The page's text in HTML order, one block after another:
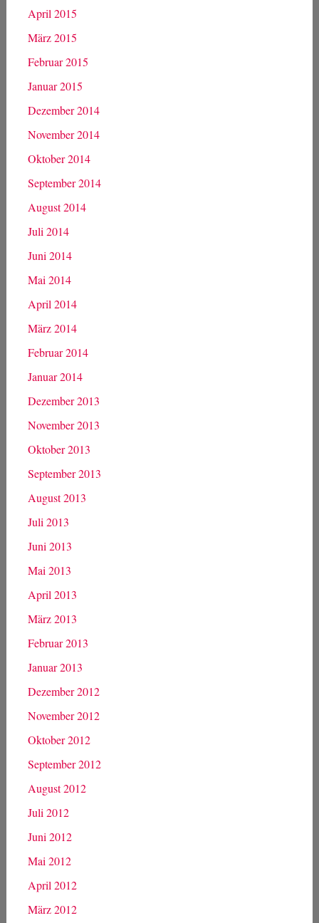
April 2015
März 2015
Februar 2015
Januar 2015
Dezember 2014
November 2014
Oktober 2014
September 2014
August 2014
Juli 2014
Juni 2014
Mai 2014
April 2014
März 2014
Februar 2014
Januar 2014
Dezember 2013
November 2013
Oktober 2013
September 2013
August 2013
Juli 2013
Juni 2013
Mai 2013
April 2013
März 2013
Februar 2013
Januar 2013
Dezember 2012
November 2012
Oktober 2012
September 2012
August 2012
Juli 2012
Juni 2012
Mai 2012
April 2012
März 2012